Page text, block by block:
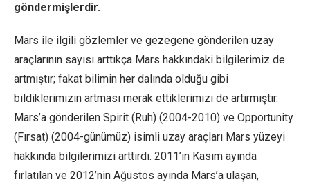
göndermişlerdir.
Mars ile ilgili gözlemler ve gezegene gönderilen uzay
araçlarının sayısı arttıkça Mars hakkındaki bilgilerimiz de
artmıştır; fakat bilimin her dalında olduğu gibi
bildiklerimizin artması merak ettiklerimizi de artırmıştır.
Mars’a gönderilen Spirit (Ruh) (2004-2010) ve Opportunity
(Fırsat) (2004-günümüz) isimli uzay araçları Mars yüzeyi
hakkında bilgilerimizi arttırdı. 2011’in Kasım ayında
fırlatılan ve 2012’nin Ağustos ayında Mars’a ulaşan,